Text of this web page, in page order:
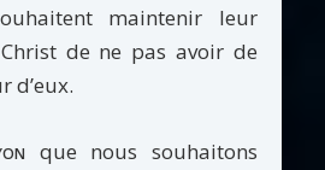
maintenir leur
de ne pas avoir de
d’eux.
que nous souhaitons